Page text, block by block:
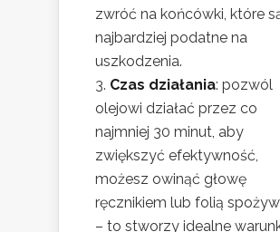
zwróć na końcówki, które
najbardziej podatne na
uszkodzenia.
Czas działania: pozwól
olejowi działać przez co
najmniej 30 minut, aby
zwiększyć efektywność,
możesz owinąć głowę
ręcznikiem lub folią
– to stworzy idealne